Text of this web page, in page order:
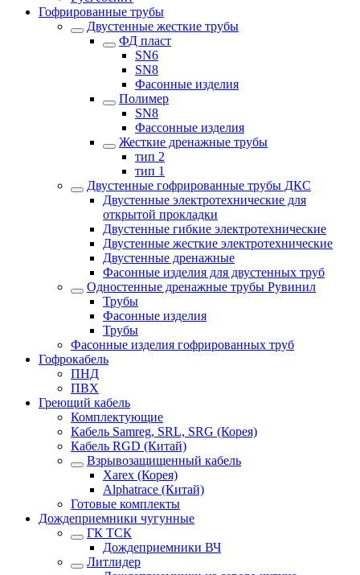
Гофрированные трубы
Двустенные жесткие трубы
ФД пласт
SN6
SN8
Фасонные изделия
Полимер
SN8
Фассонные изделия
Жесткие дренажные трубы
тип 2
тип 1
Двустенные гофрированные трубы ДКС
Двустенные электротехнические для
открытой прокладки
Двустенные гибкие электротехнические
Двустенные жесткие электротехнические
Двустенные дренажные
Фасонные изделия для двустенных труб
Одностенные дренажные трубы Рувинил
Трубы
Фасонные изделия
Трубы
Фасонные изделия гофрированных труб
Гофрокабель
ПНД
ПВХ
Греющий кабель
Комплектующие
Кабель Samreg, SRL, SRG (Корея)
Кабель RGD (Китай)
Взрывозащищенный кабель
Xarex (Корея)
Alphatrace (Китай)
Готовые комплекты
Дождеприемники чугунные
ГК ТСК
Дождеприемники ВЧ
Литлидер